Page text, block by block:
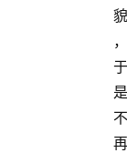
貌
，
于
是
不
再